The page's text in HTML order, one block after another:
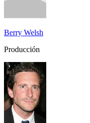
Berry Welsh
Producción